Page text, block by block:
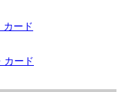
カード
カード